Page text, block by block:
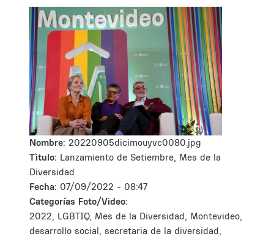
Nombre: 20220905dicimouyvc0080.jpg
Tìtulo: Lanzamiento de Setiembre, Mes de la
Diversidad
Fecha: 07/09/2022 - 08:47
Categorías Foto/Video:
2022, LGBTIQ, Mes de la Diversidad, Montevideo,
desarrollo social, secretaria de la diversidad,